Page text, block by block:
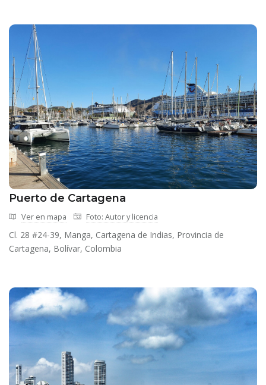
Puerto de Cartagena
Ver en mapa Foto: Autor y licencia
Cl. 28 #24-39, Manga, Cartagena de Indias, Provincia de
Cartagena, Bolívar, Colombia